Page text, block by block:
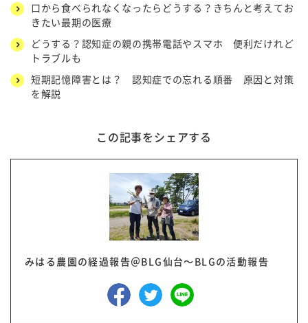
口から食べられなくなったらどうする？きちんと考えてお
きたい最期の医療
どうする？認知症の親の携帯電話やスマホ 便利だけれど
トラブルも
短期記憶障害とは？ 認知症での忘れる順番 原因と対策
を解説
この記事をシェアする
みはる農園の経過報告＠BLG仙台～BLGの活動報告